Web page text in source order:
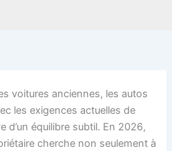
voitures anciennes, les autos
les exigences actuelles de
d’un équilibre subtil. En 2026,
cherche non seulement à